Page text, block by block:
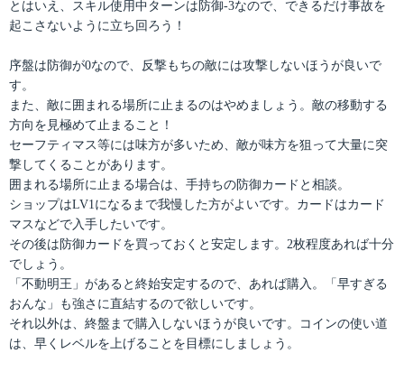
とはいえ、スキル使用中ターンは防御-3なので、できるだけ事故を
起こさないように立ち回ろう！
序盤は防御が0なので、反撃もちの敵には攻撃しないほうが良いで
す。
また、敵に囲まれる場所に止まるのはやめましょう。敵の移動する
方向を見極めて止まること！
セーフティマス等には味方が多いため、敵が味方を狙って大量に突
撃してくることがあります。
囲まれる場所に止まる場合は、手持ちの防御カードと相談。
ショップはLV1になるまで我慢した方がよいです。カードはカード
マスなどで入手したいです。
その後は防御カードを買っておくと安定します。2枚程度あれば十分
でしょう。
「不動明王」があると終始安定するので、あれば購入。「早すぎる
おんな」も強さに直結するので欲しいです。
それ以外は、終盤まで購入しないほうが良いです。コインの使い道
は、早くレベルを上げることを目標にしましょう。